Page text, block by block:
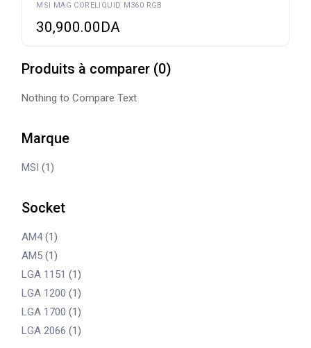
MSI MAG CORELIQUID M360 RGB
30,900.00DA
Produits à comparer (0)
Nothing to Compare Text
Marque
MSI (1)
Socket
AM4 (1)
AM5 (1)
LGA 1151 (1)
LGA 1200 (1)
LGA 1700 (1)
LGA 2066 (1)